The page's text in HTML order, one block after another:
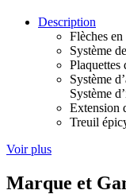
Description
Flèches
Système
Plaquettes
Système
Système
Extension
Treuil
Voir plus
Marque et